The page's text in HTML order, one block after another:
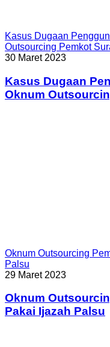
Kasus Dugaan
Outsourcing Pemkot
30 Maret 2023
Kasus Dugaan
Oknum
Oknum Outsourcing
Palsu
29 Maret 2023
Oknum
Pakai Ijazah Palsu